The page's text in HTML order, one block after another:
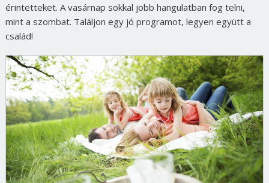
érintetteket. A vasárnap sokkal jobb hangulatban fog telni,
mint a szombat. Találjon egy jó programot, legyen együtt a
család!